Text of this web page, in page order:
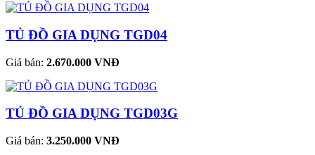
TỦ ĐỒ GIA DỤNG TGD04
Giá bán: 2.670.000 VNĐ
TỦ ĐỒ GIA DỤNG TGD03G
Giá bán: 3.250.000 VNĐ